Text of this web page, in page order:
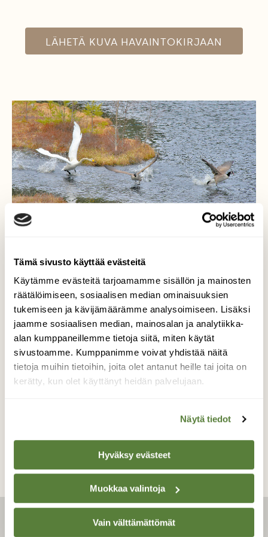
Tämä sivusto käyttää evästeitä
Käytämme evästeitä tarjoamamme sisällön ja mainosten
räätälöimiseen, sosiaalisen median ominaisuuksien
tukemiseen ja kävijämäärämme analysoimiseen. Lisäksi
jaamme sosiaalisen median, mainosalan ja analytiikka-
alan kumppaneillemme tietoja siitä, miten käytät
sivustoamme. Kumppanimme voivat yhdistää näitä
tietoja muihin tietoihin, joita olet antanut heille tai joita on
kerätty, kun olet käyttänyt heidän palvelujaan.
Näytä tiedot
Hyväksy evästeet
Muokkaa valintoja
Vain välttämättömät
LÄHETÄ KUVA HAVAINTOKIRJAAN
Kisailua
Laulujoutsen lempipuuhassaan hanhia
jahtaamassa.
Valokuvaaja: Reijo Juurinen, Nuuksion
kansallispuisto Toukokuu
TAKAISIN LISTAAN
LEHTI